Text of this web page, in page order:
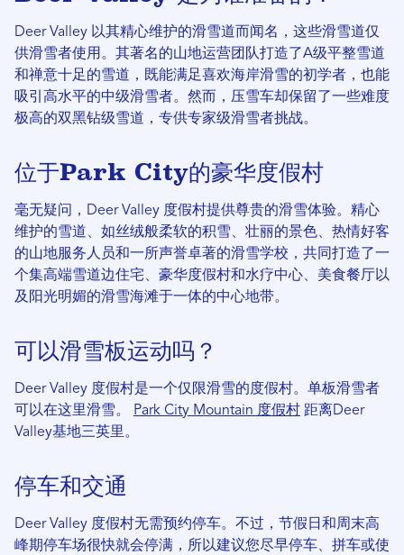
Deer Valley 以其精心维护的滑雪道而闻名，这些滑雪道仅
供滑雪者使用。其著名的山地运营团队打造了A级平整雪道
和禅意十足的雪道，既能满足喜欢海岸滑雪的初学者，也能
吸引高水平的中级滑雪者。然而，压雪车却保留了一些难度
极高的双黑钻级雪道，专供专家级滑雪者挑战。
位于Park City的豪华度假村
毫无疑问，Deer Valley 度假村提供尊贵的滑雪体验。精心
维护的雪道、如丝绒般柔软的积雪、壮丽的景色、热情好客
的山地服务人员和一所声誉卓著的滑雪学校，共同打造了一
个集高端雪道边住宅、豪华度假村和水疗中心、美食餐厅以
及阳光明媚的滑雪海滩于一体的中心地带。
可以滑雪板运动吗？
Deer Valley 度假村是一个仅限滑雪的度假村。单板滑雪者
可以在这里滑雪。
Park City Mountain 度假村 距离Deer
Valley基地三英里。
停车和交通
Deer Valley 度假村无需预约停车。不过，节假日和周末高
峰期停车场很快就会停满，所以建议您尽早停车、拼车或使